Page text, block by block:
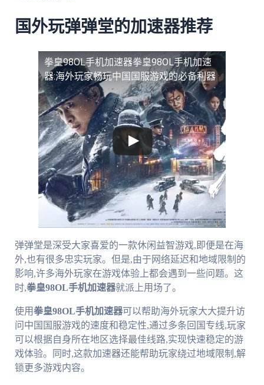
国外玩弹弹堂的加速器推荐
拳皇98OL手机加速器拳皇98OL手机加速
器:海外玩家畅玩中国国服游戏的必备利器
弹弹堂是深受大家喜爱的一款休闲益智游戏,即便是在海
外,也有很多忠实玩家。但是,由于网络延迟和地域限制的
影响,许多海外玩家在游戏体验上都会遇到一些问题。这
时,拳皇98OL手机加速器就派上用场了。
使用拳皇98OL手机加速器可以帮助海外玩家大大提升访
问中国国服游戏的速度和稳定性,通过多条回国专线,玩家
可以根据自身所在地区选择最佳线路,实现快速稳定的游
戏体验。同时,这款加速器还能帮助玩家绕过地域限制,解
锁更多游戏内容。